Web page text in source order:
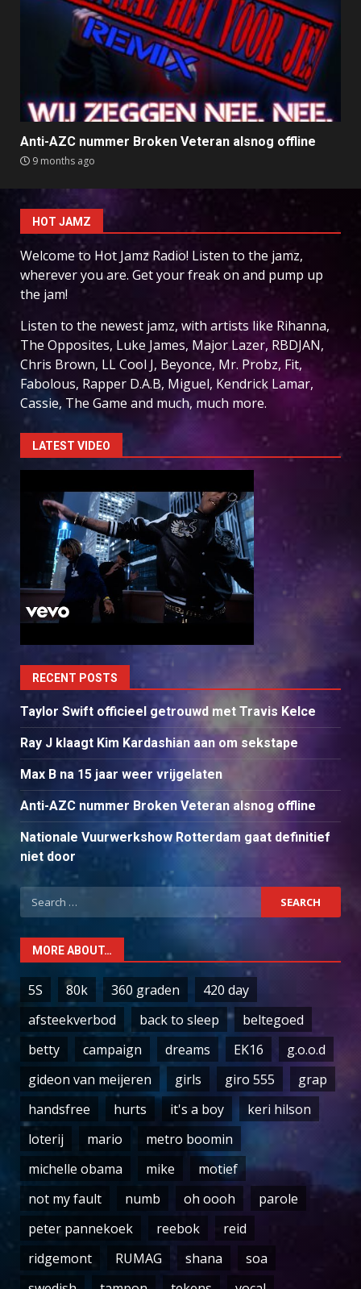
Anti-AZC nummer Broken Veteran alsnog offline
9 months ago
HOT JAMZ
Welcome to Hot Jamz Radio! Listen to the jamz,
wherever you are. Get your freak on and pump up
the jam!
Listen to the newest jamz, with artists like Rihanna,
The Opposites, Luke James, Major Lazer, RBDJAN,
Chris Brown, LL Cool J, Beyonce, Mr. Probz, Fit,
Fabolous, Rapper D.A.B, Miguel, Kendrick Lamar,
Cassie, The Game and much, much more.
LATEST VIDEO
RECENT POSTS
Taylor Swift officieel getrouwd met Travis Kelce
Ray J klaagt Kim Kardashian aan om sekstape
Max B na 15 jaar weer vrijgelaten
Anti-AZC nummer Broken Veteran alsnog offline
Nationale Vuurwerkshow Rotterdam gaat definitief
niet door
Search
for:
MORE ABOUT…
5S 80k 360 graden
420 day
afsteekverbod
back to sleep
beltegoed
betty
campaign dreams EK16
g.o.o.d
gideon van meijeren
girls giro 555
grap
handsfree
hurts it's a boy
keri hilson
loterij
mario
metro boomin
michelle obama
mike
motief
not my fault
numb oh oooh
parole
peter pannekoek
reebok
reid
ridgemont
RUMAG shana
soa